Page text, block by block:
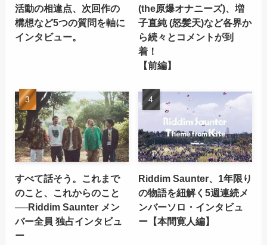
活動の相違点、次回作の
構想など5つの質問を軸に
インタビュー。
(the原爆オナニーズ)、増
子直純 (怒髪天)など各界か
ら続々とコメントが到
着！
【前編】
すべて話そう。これまで
のこと、これからのこと
──Riddim Saunter メン
バー全員 独占インタビュ
ー
Riddim Saunter、1年限り
の物語を紐解く5週連続メ
ンバーソロ・インタビュ
ー【本間寛人編】